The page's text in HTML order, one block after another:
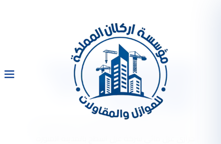
شركة عزل اسطح بالمدينة
المنورة 0533334179 عزل
حرارى عزل مائى